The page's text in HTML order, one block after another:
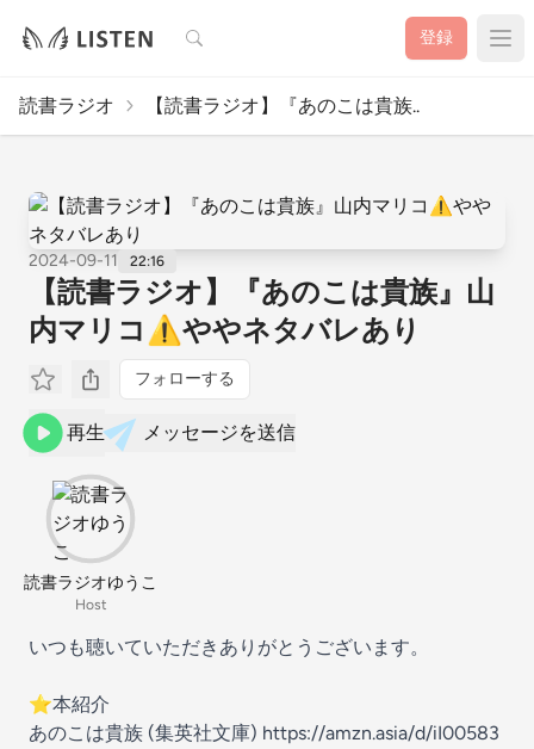
検索 登録
読書ラジオ 【読書ラジオ】『あのこは貴族..
2024-09-11 22:16
【読書ラジオ】『あのこは貴族』山
内マリコ⚠️ややネタバレあり
フォローする
再生 メッセージを送信
読書ラジオゆうこ
Host
いつも聴いていただきありがとうございます。
⭐︎本紹介
あのこは貴族 (集英社文庫) https://amzn.asia/d/iI00583